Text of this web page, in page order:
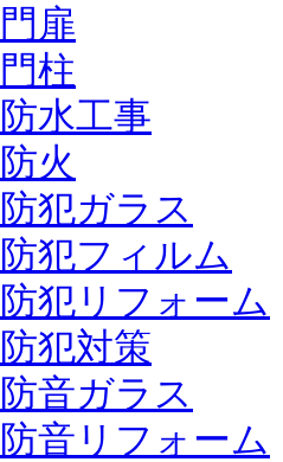
門扉
門柱
防水工事
防火
防犯ガラス
防犯フィルム
防犯リフォーム
防犯対策
防音ガラス
防音リフォーム